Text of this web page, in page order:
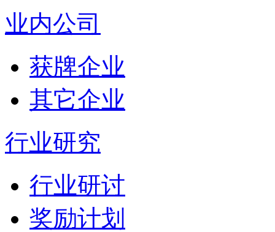
业内公司
获牌企业
其它企业
行业研究
行业研讨
奖励计划